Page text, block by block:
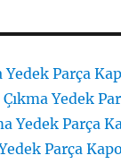
Yedek Parça
Yedek
Yedek Parça
Parça